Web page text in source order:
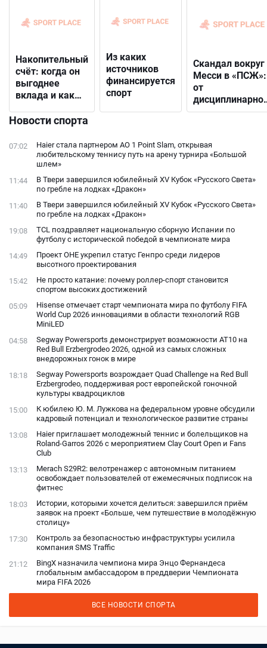
Накопительный
счёт: когда он
выгоднее
вклада и как
подходящий
Из каких
источников
финансируется
спорт
Скандал вокруг
Месси в «ПСЖ»:
от
решения до
фанатами
Новости спорта
07:02
Haier стала партнером AO 1 Point Slam, открывая
любительскому теннису путь на арену турнира «Большой
шлем»
11:44
В Твери завершился юбилейный XV Кубок «Русского Света»
по гребле на лодках «Дракон»
11:40
В Твери завершился юбилейный XV Кубок «Русского Света»
по гребле на лодках «Дракон»
19:08
TCL поздравляет национальную сборную Испании по
футболу с исторической победой в чемпионате мира
14:49
Проект ОНЕ укрепил статус Генпро среди лидеров
высотного проектирования
15:42
Не просто катание: почему роллер-спорт становится
спортом высоких достижений
05:09
Hisense отмечает старт чемпионата мира по футболу FIFA
World Cup 2026 инновациями в области технологий RGB
MiniLED
04:58
Segway Powersports демонстрирует возможности AT10 на
Red Bull Erzbergrodeo 2026, одной из самых сложных
внедорожных гонок в мире
18:18
Segway Powersports возрождает Quad Challenge на Red Bull
Erzbergrodeo, поддерживая рост европейской гоночной
культуры квадроциклов
15:00
К юбилею Ю. М. Лужкова на федеральном уровне обсудили
кадровый потенциал и технологическое развитие страны
13:08
Haier приглашает молодежный теннис и болельщиков на
Roland-Garros 2026 с мероприятием Clay Court Open и Fans
Club
13:13
Merach S29R2: велотренажер с автономным питанием
освобождает пользователей от ежемесячных подписок на
фитнес
18:03
Истории, которыми хочется делиться: завершился приём
заявок на проект «Больше, чем путешествие в молодёжную
столицу»
17:30
Контроль за безопасностью инфраструктуры усилила
компания SMS Traffic
21:12
BingX назначила чемпиона мира Энцо Фернандеса
глобальным амбассадором в преддверии Чемпионата
мира FIFA 2026
ВСЕ НОВОСТИ СПОРТА